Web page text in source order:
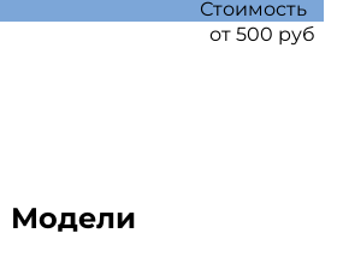
Стоимость
от 500 руб
Модели